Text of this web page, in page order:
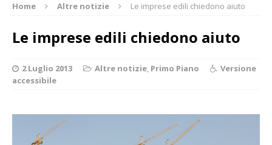
Home Altre notizie Le imprese edili chiedono aiuto
Le imprese edili chiedono aiuto
2 Luglio 2013 Altre notizie, Primo Piano
Versione
accessibile